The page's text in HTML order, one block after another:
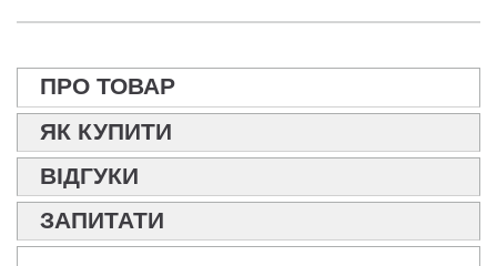
ПРО ТОВАР
ЯК КУПИТИ
ВІДГУКИ
ЗАПИТАТИ